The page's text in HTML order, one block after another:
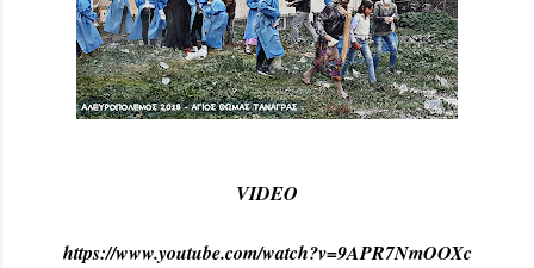
VIDEO
https://www.youtube.com/watch?v=9APR7NmOOXc